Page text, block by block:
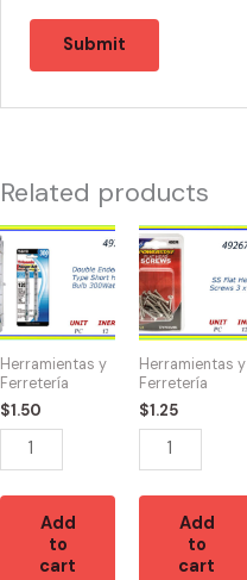
Related products
Herramientas y
Ferretería
$1.50
49734
-
BOMBILLAS
300W
DOBLES
quantity
Add
to
cart
Herramientas y
Ferretería
$1.25
49267
-
HW-
40074
SS
Flat
Head
Screws
3
x
30mm
quantity
Add
to
cart